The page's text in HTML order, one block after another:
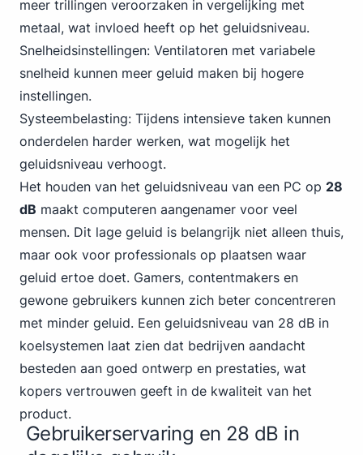
meer trillingen veroorzaken in vergelijking met
metaal, wat invloed heeft op het geluidsniveau.
Snelheidsinstellingen: Ventilatoren met variabele
snelheid kunnen meer geluid maken bij hogere
instellingen.
Systeembelasting: Tijdens intensieve taken kunnen
onderdelen harder werken, wat mogelijk het
geluidsniveau verhoogt.
Het houden van het geluidsniveau van een PC op 28
dB maakt computeren aangenamer voor veel
mensen. Dit lage geluid is belangrijk niet alleen thuis,
maar ook voor professionals op plaatsen waar
geluid ertoe doet. Gamers, contentmakers en
gewone gebruikers kunnen zich beter concentreren
met minder geluid. Een geluidsniveau van 28 dB in
koelsystemen laat zien dat bedrijven aandacht
besteden aan goed ontwerp en prestaties, wat
kopers vertrouwen geeft in de kwaliteit van het
product.
Gebruikerservaring en 28 dB in